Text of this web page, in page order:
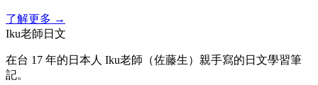
了解更多 →
Iku老師日文
在台 17 年的日本人 Iku老師（佐藤生）親手寫的日文學習筆
記。